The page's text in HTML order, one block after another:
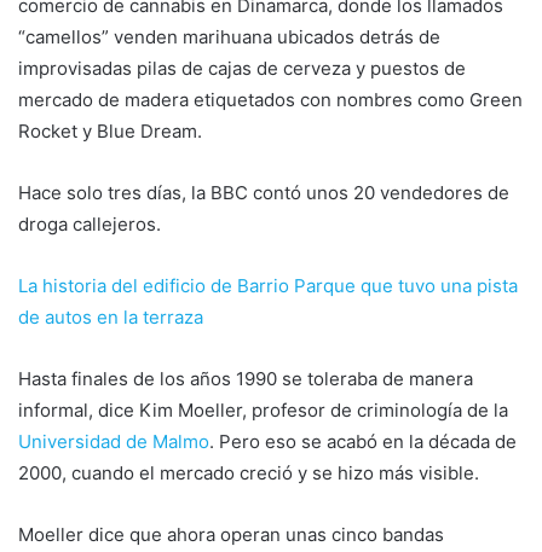
comercio de cannabis en Dinamarca, donde los llamados
“camellos” venden marihuana ubicados detrás de
improvisadas pilas de cajas de cerveza y puestos de
mercado de madera etiquetados con nombres como Green
Rocket y Blue Dream.
Hace solo tres días, la BBC contó unos 20 vendedores de
droga callejeros.
La historia del edificio de Barrio Parque que tuvo una pista
de autos en la terraza
Hasta finales de los años 1990 se toleraba de manera
informal, dice Kim Moeller, profesor de criminología de la
Universidad de Malmo. Pero eso se acabó en la década de
2000, cuando el mercado creció y se hizo más visible.
Moeller dice que ahora operan unas cinco bandas